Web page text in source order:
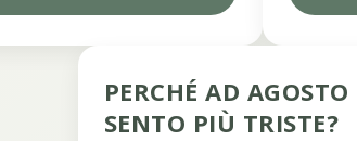
PERCHÉ AD
SENTO PIÙ TRISTE?